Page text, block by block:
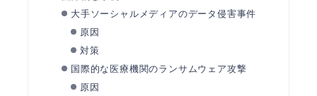
大手ソーシャルメディアのデータ侵害事件
原因
対策
国際的な医療機関のランサムウェア攻撃
原因